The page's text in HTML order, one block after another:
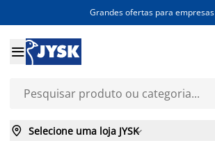
Grandes ofertas para empresas

 Selecione uma loja JYSK